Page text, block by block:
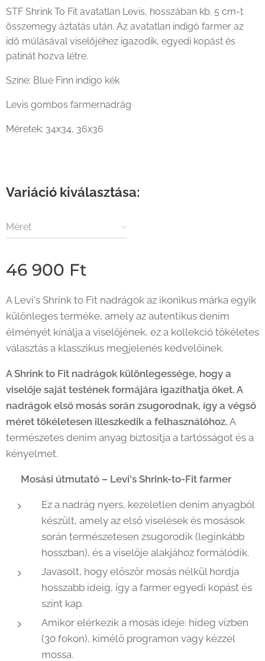
STF Shrink To Fit avatatlan Levis, hosszában kb. 5 cm-t
összemegy áztatás után. Az avatatlan indigó farmer az
idő múlásával viselőjéhez igazodik, egyedi kopást és
patinát hozva létre.
Színe: Blue Finn indigo kék
Levis gombos farmernadrág
Méretek: 34x34, 36x36
Variáció kiválasztása:
Méret
46 900 Ft
A Levi's Shrink to Fit nadrágok az ikonikus márka egyik
különleges terméke, amely az autentikus denim
élményét kínálja a viselőjének, ez a kollekció tökéletes
választás a klasszikus megjelenés kedvelőinek.
A Shrink to Fit nadrágok különlegessége, hogy a
viselője saját testének formájára igazíthatja őket. A
nadrágok első mosás során zsugorodnak, így a végső
méret tökéletesen illeszkedik a felhasználóhoz. A
természetes denim anyag biztosítja a tartósságot és a
kényelmet.
🧼 Mosási útmutató – Levi's Shrink-to-Fit farmer
Ez a nadrág nyers, kezeletlen denim anyagból
készült, amely az első viselések és mosások
során természetesen zsugorodik (leginkább
hosszban), és a viselője alakjához formálódik.
Javasolt, hogy először mosás nélkül hordja
hosszabb ideig, így a farmer egyedi kopást és
színt kap.
Amikor elérkezik a mosás ideje: hideg vízben
(30 fokon), kímélő programon vagy kézzel
mossa.